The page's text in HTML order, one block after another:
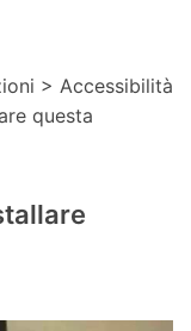
> Accessibilità
questa